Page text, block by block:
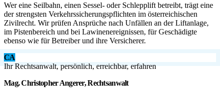
Wer eine Seilbahn, einen Sessel- oder Schlepplift betreibt, trägt eine
der strengsten Verkehrssicherungspflichten im österreichischen
Zivilrecht. Wir prüfen Ansprüche nach Unfällen an der Liftanlage,
im Pistenbereich und bei Lawinenereignissen, für Geschädigte
ebenso wie für Betreiber und ihre Versicherer.
CA
Ihr Rechtsanwalt, persönlich, erreichbar, erfahren
Mag. Christopher Angerer, Rechtsanwalt